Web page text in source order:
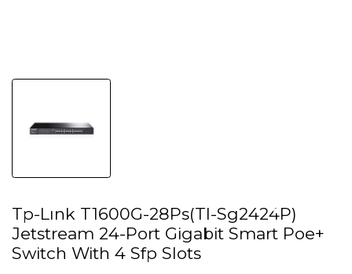
Tp-Lınk T1600G-28Ps(Tl-Sg2424P)
Jetstream 24-Port Gigabit Smart Poe+
Switch With 4 Sfp Slots